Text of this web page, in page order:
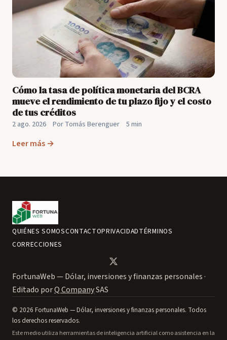
Cómo la tasa de política monetaria del BCRA
mueve el rendimiento de tu plazo fijo y el costo
de tus créditos
2 ago. 2026 Por Tomás Berenguer 5 min
Leer más →
QUIÉNES SOMOSCONTACTOPRIVACIDADTÉRMINOS
CORRECCIONES
FortunaWeb — Dólar, inversiones y finanzas personales ·
Editado porQ CompanySAS
© 2026 FortunaWeb — Dólar, inversiones y finanzas personales. Todos
los derechos reservados.
Este medio utiliza herramientas de inteligencia artificial como asistencia en la